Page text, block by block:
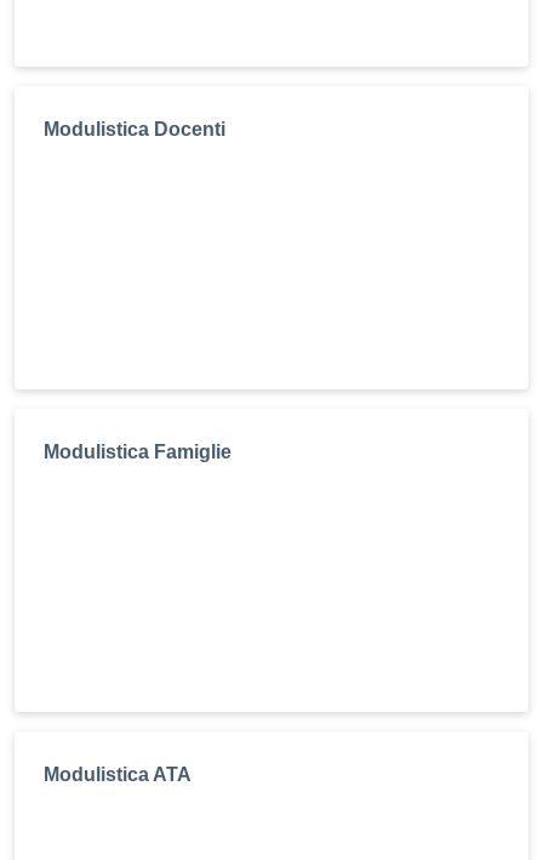
Modulistica Docenti
Modulistica Famiglie
Modulistica ATA